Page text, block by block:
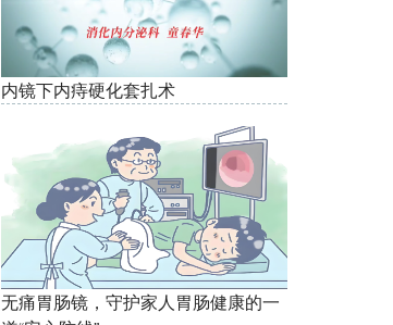
内镜下内痔硬化套扎术
无痛胃肠镜，守护家人胃肠健康的一